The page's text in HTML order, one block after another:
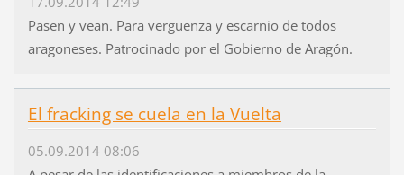
Pasen y vean. Para verguenza y escarnio de todos
aragoneses. Patrocinado por el Gobierno de Aragón.
El fracking se cuela en la Vuelta
05.09.2014 08:06